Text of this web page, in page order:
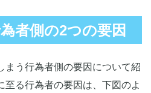
者側の2つの要因
まう行為者側の要因について紹
至る行為者の要因は、下図のよ